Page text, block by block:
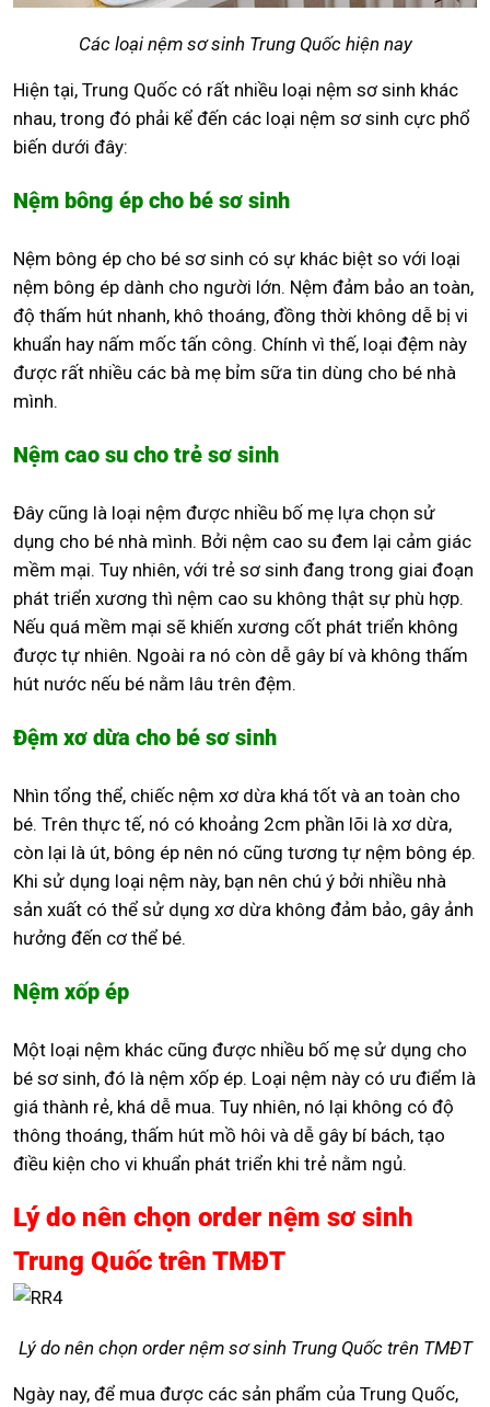
Các loại nệm sơ sinh Trung Quốc hiện nay
Hiện tại, Trung Quốc có rất nhiều loại nệm sơ sinh khác
nhau, trong đó phải kể đến các loại nệm sơ sinh cực phổ
biến dưới đây:
Nệm bông ép cho bé sơ sinh
Nệm bông ép cho bé sơ sinh có sự khác biệt so với loại
nệm bông ép dành cho người lớn. Nệm đảm bảo an toàn,
độ thấm hút nhanh, khô thoáng, đồng thời không dễ bị vi
khuẩn hay nấm mốc tấn công. Chính vì thế, loại đệm này
được rất nhiều các bà mẹ bỉm sữa tin dùng cho bé nhà
mình.
Nệm cao su cho trẻ sơ sinh
Đây cũng là loại nệm được nhiều bố mẹ lựa chọn sử
dụng cho bé nhà mình. Bởi nệm cao su đem lại cảm giác
mềm mại. Tuy nhiên, với trẻ sơ sinh đang trong giai đoạn
phát triển xương thì nệm cao su không thật sự phù hợp.
Nếu quá mềm mại sẽ khiến xương cốt phát triển không
được tự nhiên. Ngoài ra nó còn dễ gây bí và không thấm
hút nước nếu bé nằm lâu trên đệm.
Đệm xơ dừa cho bé sơ sinh
Nhìn tổng thể, chiếc nệm xơ dừa khá tốt và an toàn cho
bé. Trên thực tế, nó có khoảng 2cm phần lõi là xơ dừa,
còn lại là út, bông ép nên nó cũng tương tự nệm bông ép.
Khi sử dụng loại nệm này, bạn nên chú ý bởi nhiều nhà
sản xuất có thể sử dụng xơ dừa không đảm bảo, gây ảnh
hưởng đến cơ thể bé.
Nệm xốp ép
Một loại nệm khác cũng được nhiều bố mẹ sử dụng cho
bé sơ sinh, đó là nệm xốp ép. Loại nệm này có ưu điểm là
giá thành rẻ, khá dễ mua. Tuy nhiên, nó lại không có độ
thông thoáng, thấm hút mồ hôi và dễ gây bí bách, tạo
điều kiện cho vi khuẩn phát triển khi trẻ nằm ngủ.
Lý do nên chọn order nệm sơ sinh
Trung Quốc trên TMĐT
Lý do nên chọn order nệm sơ sinh Trung Quốc trên TMĐT
Ngày nay, để mua được các sản phẩm của Trung Quốc,